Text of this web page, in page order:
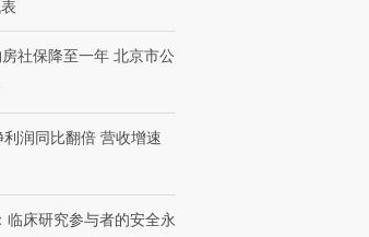
社保降至一年 北京市公
润同比翻倍 营收增速
临床研究参与者的安全永